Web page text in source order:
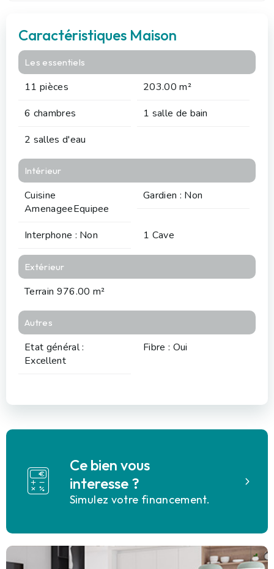
Caractéristiques Maison
Les essentiels
11 pièces
203.00 m²
6 chambres
1 salle de bain
2 salles d'eau
Intérieur
Cuisine
AmenageeEquipee
Gardien : Non
Interphone : Non 1 Cave
Extérieur
Terrain 976.00 m²
Autres
Etat général :
Excellent
Fibre : Oui
Ce bien vous
interesse ?
Simulez votre financement.